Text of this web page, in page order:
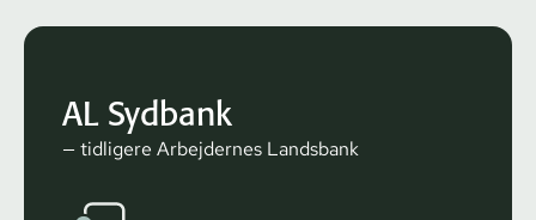
AL Sydbank
— tidligere Arbejdernes Landsbank